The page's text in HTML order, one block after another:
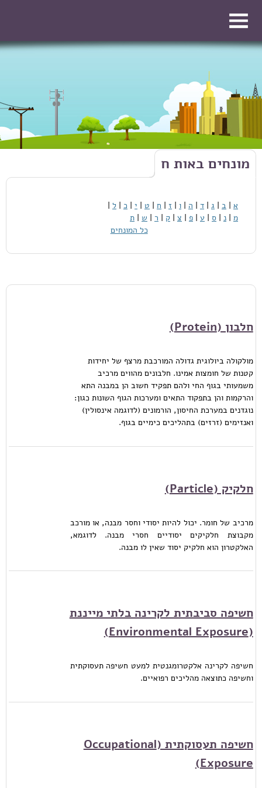
דילוג לתוכן העיקרי
מונחים באות ח
א | ב | ג | ד | ה | ו | ז | ח | ט | י | כ | ל |
מ | נ | ס | ע | פ | צ | ק | ר | ש | ת
כל המונחים
חלבון (Protein)
מולקולה ביולוגית גדולה המורכבת מרצף של יחידות
קטנות של חומצות אמינו. חלבונים מהווים מרכיב
משמעותי בגוף החי ולהם תפקיד חשוב הן במבנה התא
והרקמות והן בתפקוד התאים ומערכות הגוף השונות כגון:
נוגדנים במערכת החיסון, הורמונים (לדוגמה אינסולין)
ואנזימים (זרזים) בתהליכים כימיים בגוף.
חלקיק (Particle)
מרכיב של חומר. יכול להיות יסודי וחסר מבנה, או מורכב
מקבוצת חלקיקים יסודיים חסרי מבנה. לדוגמא,
האלקטרון הוא חלקיק יסוד שאין לו מבנה.
חשיפה סביבתית לקרינה בלתי מייננת
(Environmental Exposure)
חשיפה לקרינה אלקטרומגנטית למעט חשיפה תעסוקתית
וחשיפה כתוצאה מהליכים רפואיים.
חשיפה תעסוקתית (Occupational
Exposure)